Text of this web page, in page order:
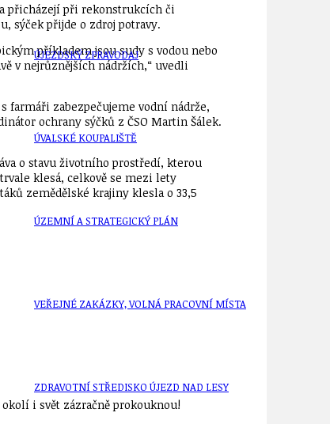
ÚJEZDSKÝ ZPRAVODAJ
ÚVALSKÉ KOUPALIŠTĚ
ÚZEMNÍ A STRATEGICKÝ PLÁN
VEŘEJNÉ ZAKÁZKY, VOLNÁ PRACOVNÍ MÍSTA
ZDRAVOTNÍ STŘEDISKO ÚJEZD NAD LESY
přicházejí při rekonstrukcích či
sýček přijde o zdroj potravy.
příkladem jsou sudy s vodou nebo
v nejrůznějších nádržích,“ uvedli
farmáři zabezpečujeme vodní nádrže,
ochrany sýčků z ČSO Martin Šálek.
o stavu životního prostředí, kterou
klesá, celkově se mezi lety
zemědělské krajiny klesla o 33,5
i svět zázračně prokouknou!